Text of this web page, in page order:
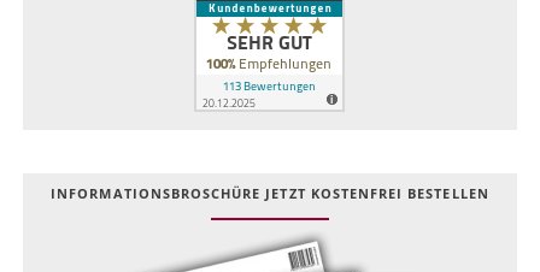
INFOR­MATIONS­BROSCHÜRE JETZT KOSTEN­FREI BESTELLEN